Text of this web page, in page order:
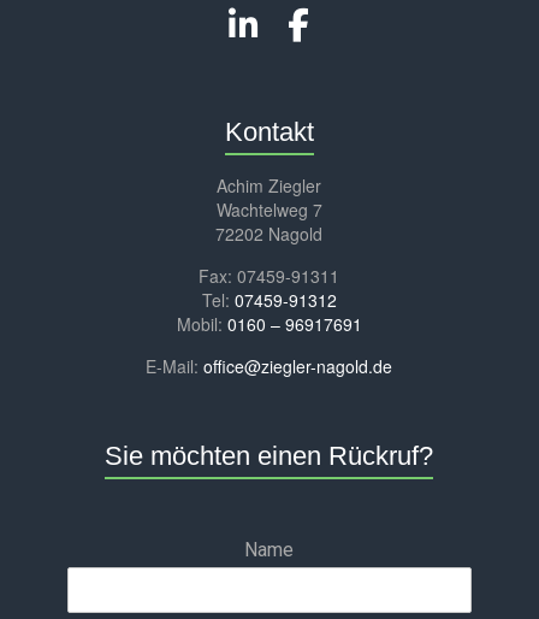
Kontakt
Achim Ziegler
Wachtelweg 7
72202 Nagold
Fax: 07459-91311
Tel: 07459-91312
Mobil: 0160 – 96917691
E-Mail:office@ziegler-nagold.de
Sie möchten einen Rückruf?
Name